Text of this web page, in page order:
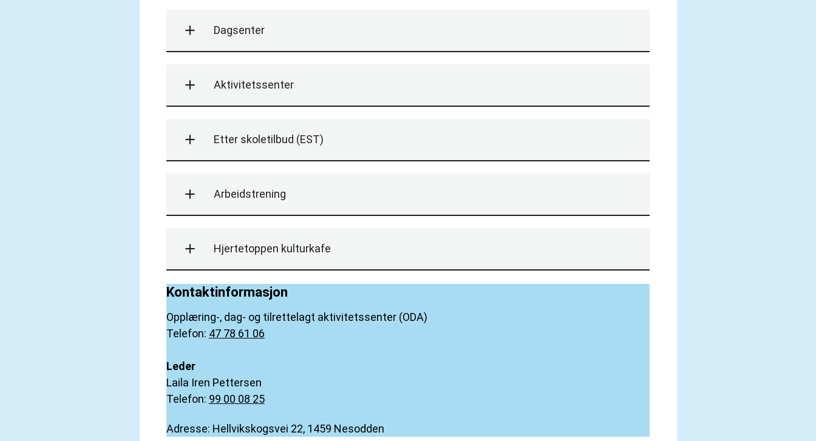
Dagsenter
Aktivitetssenter
Etter skoletilbud (EST)
Arbeidstrening
Hjertetoppen kulturkafe
Kontaktinformasjon
Opplæring-, dag- og tilrettelagt aktivitetssenter (ODA)
Telefon: 47 78 61 06
Leder
Laila Iren Pettersen
Telefon: 99 00 08 25
Adresse: Hellvikskogsvei 22, 1459 Nesodden